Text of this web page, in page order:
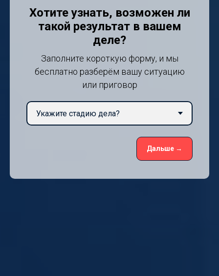
Хотите узнать, возможен ли
такой результат в вашем
деле?
Заполните короткую форму, и мы
бесплатно разберём вашу ситуацию
или приговор
Дальше →